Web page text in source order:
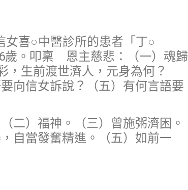
女喜○中醫診所的患者「丁○
歲。叩稟 恩主慈悲：（一）魂歸
，生前渡世濟人，元身為何？
向信女訴說？（五）有何言語要
二）福神。（三）曾施粥濟困。
自當發奮精進。（五）如前一